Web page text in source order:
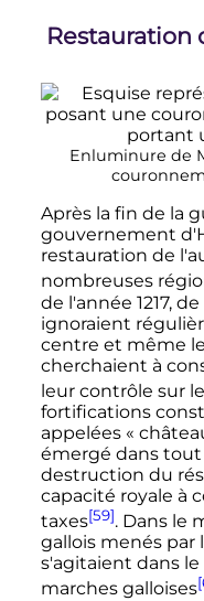
Restauration
Enluminure de
Après la fin de la
gouvernement d'
restauration de
nombreuses
de l'année 1217,
ignoraient
centre et même
cherchaient à
leur contrôle sur
fortifications
appelées «
émergé dans tout
destruction du
capacité royale à
taxes[59]. Dans le
gallois menés par
s'agitaient dans le
marches galloises